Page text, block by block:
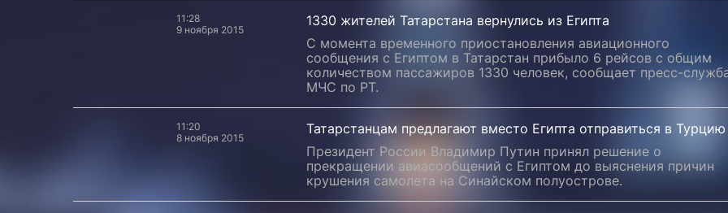
11:28
9 ноября 2015
1330 жителей Татарстана вернулись из Египта
С момента временного приостановления авиационного
сообщения с Египтом в Татарстан прибыло 6 рейсов с общим
количеством пассажиров 1330 человек, сообщает пресс-
МЧС по РТ.
11:20
8 ноября 2015
Татарстанцам предлагают вместо Египта отправиться в Турцию
Президент России Владимир Путин принял решение о
прекращении авиасообщений с Египтом до выяснения причин
крушения самолета на Синайском полуострове.